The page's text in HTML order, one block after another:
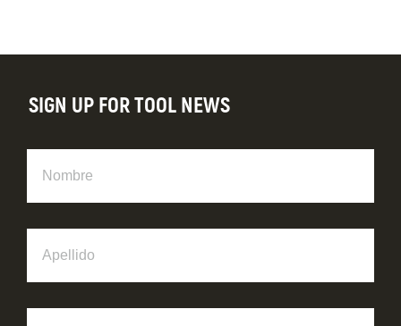
SIGN UP FOR TOOL NEWS